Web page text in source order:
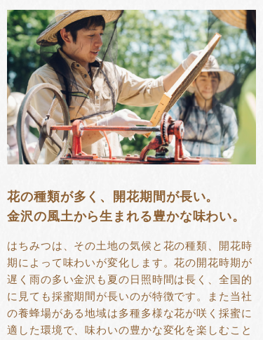
花の種類が多く、開花期間が長い。
金沢の風土から生まれる豊かな味わい。
はちみつは、その土地の気候と花の種類、開花時
期によって味わいが変化します。花の開花時期が
遅く雨の多い金沢も夏の日照時間は長く、全国的
に見ても採蜜期間が長いのが特徴です。また当社
の養蜂場がある地域は多種多様な花が咲く採蜜に
適した環境で、味わいの豊かな変化を楽しむこと